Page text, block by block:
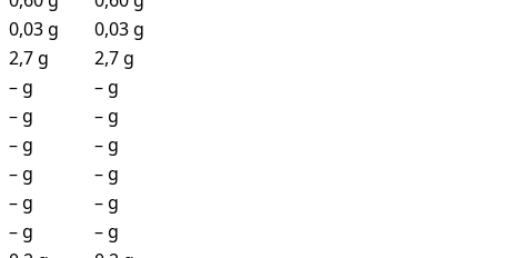
0,03 g
0,03 g
2,7 g
2,7 g
– g
– g
– g
– g
– g
– g
– g
– g
– g
– g
– g
– g